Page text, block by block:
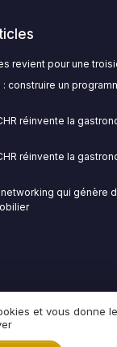
revient pour une
construire un
réinvente la
réinvente la
qui génère
et vous donne